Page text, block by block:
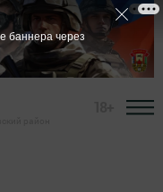
баннера через